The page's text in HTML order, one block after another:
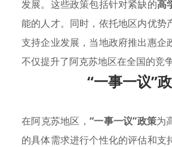
发展。这些政策包括针对紧缺的高
能的人才。同时，依托地区内优
支持企业发展，当地政府推出惠
不仅提升了阿克苏地区在全国的竞
“一事一议”
在阿克苏地区， “一事一议”政策为
的具体需求进行个性化的评估和